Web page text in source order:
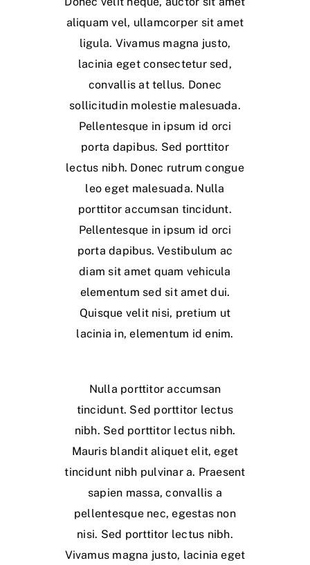
aliquam vel, ullamcorper sit amet
ligula. Vivamus magna justo,
lacinia eget consectetur sed,
convallis at tellus. Donec
sollicitudin molestie malesuada.
Pellentesque in ipsum id orci
porta dapibus. Sed porttitor
lectus nibh. Donec rutrum congue
leo eget malesuada. Nulla
porttitor accumsan tincidunt.
Pellentesque in ipsum id orci
porta dapibus. Vestibulum ac
diam sit amet quam vehicula
elementum sed sit amet dui.
Quisque velit nisi, pretium ut
lacinia in, elementum id enim.
Nulla porttitor accumsan
tincidunt. Sed porttitor lectus
nibh. Sed porttitor lectus nibh.
Mauris blandit aliquet elit, eget
tincidunt nibh pulvinar a. Praesent
sapien massa, convallis a
pellentesque nec, egestas non
nisi. Sed porttitor lectus nibh.
Vivamus magna justo, lacinia eget